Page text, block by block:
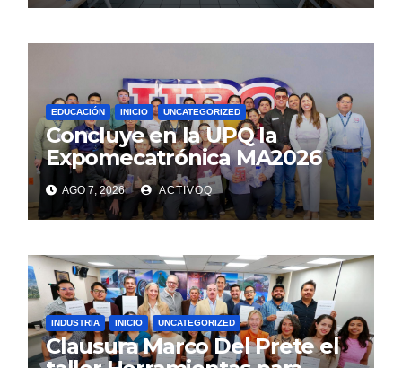
EDUCACIÓN INICIO UNCATEGORIZED
Concluye en la UPQ la
Expomecatrónica MA2026
AGO 7, 2026 ACTIVOQ
INDUSTRIA INICIO UNCATEGORIZED
Clausura Marco Del Prete el